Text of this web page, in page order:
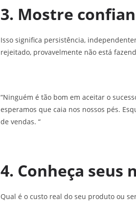
3. Mostre
Isso significa persistência,
rejeitado, provavelmente não está
“Ninguém é tão bom em aceitar o
esperamos que caia nos nossos pés.
de vendas. “
4. Conheça seus
Qual é o custo real do seu produto ou